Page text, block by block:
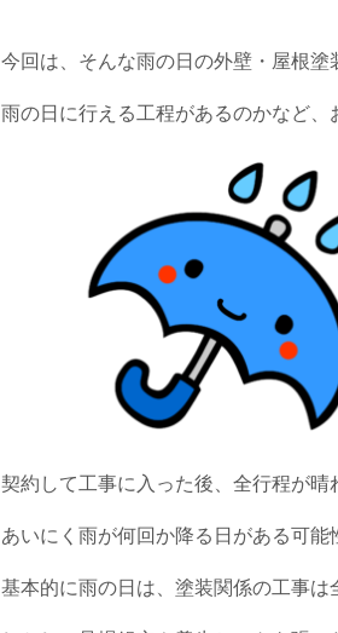
今回は、そんな雨の日の外壁・屋根塗
雨の日に行える工程があるのかなど、
契約して工事に入った後、全行程が晴
あいにく雨が何回か降る日がある可能
基本的に雨の日は、塗装関係の工事は